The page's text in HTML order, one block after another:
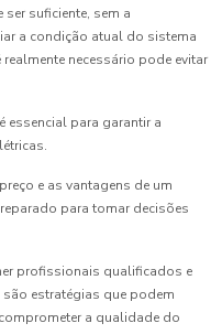
suficiente, sem a
a condição atual do sistema
necessário pode evitar
essencial para garantir a
e as vantagens de um
para tomar decisões
profissionais qualificados e
estratégias que podem
a qualidade do